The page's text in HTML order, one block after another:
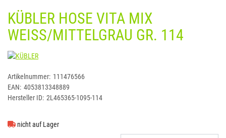
KÜBLER HOSE VITA MIX
WEISS/MITTELGRAU GR. 114
KÜBLER
Artikelnummer: 111476566
EAN: 4053813348889
Hersteller ID: 2L465365-1095-114
nicht auf Lager